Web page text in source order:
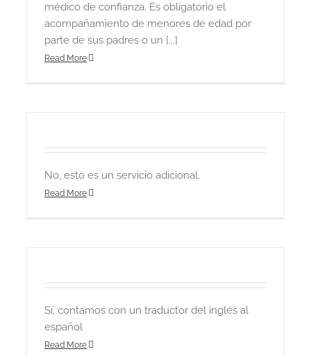
médico de confianza. Es obligatorio el
acompañamiento de menores de edad por
parte de sus padres o un [...]
Read More
No, esto es un servicio adicional.
Read More
Sí, contamos con un traductor del inglés al
español
Read More